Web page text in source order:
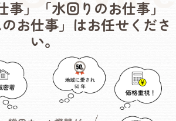
事」「水回りのお仕事」
のお仕事」はお任せくださ
い。